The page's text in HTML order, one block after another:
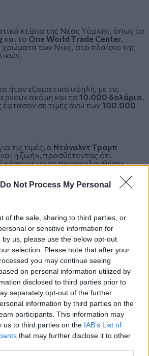
Do Not Process My Personal
of the sale, sharing to third parties, or
or sensitive information for
us, please use the below opt-out
selection. Please note that after your
you may continue seeing
on personal information utilized by
disclosed to third parties prior to
separately opt-out of the further
information by third parties on the
participants. This information may
us to third parties on the IAB’s List of
that may further disclose it to other
κτίρια της Νέας Υόρκης, όπως το
και το One World Trade Center,
των Νικς, στο πλαίσιο της
ήταν εξαιρετικά υψηλή, με τις
ακόμη και τα10.000 δολάρια,
έφτασαν σε τιμές άνω των 100.000
τις τιμές, ο Ντόναλντ Τραμπ
η ζωή», προσθέτοντας ότι
κάποιος να το παρακολουθήσει
ανέφερε ότι πλήρωσε περίπου
1.000
εισιτήριο.
BBC
περισσότεροemakedonia.grστην
τηςGoogle
το στην Google
Τραμπ μπάσκετ ΝΒΑ